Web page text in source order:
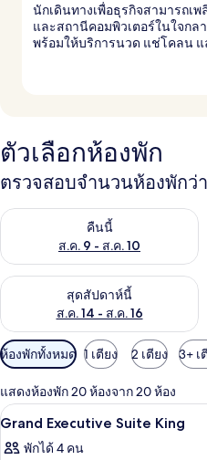
นักเดินทางเพื่อธุรกิจสามารถเ
และสถานีคอมพิวเตอร์ในใจกล
พร้อมให้บริการนวด แช่โคลน
ตัวเลือกห้องพัก
ตรวจสอบจำนวนห้องพักว่
คืนนี้
ส.ค. 9 - ส.ค. 10
ตรวจสอบจำนวนห้องพักว่างในคื
สุดสัปดาห์นี้
ส.ค. 14 - ส.ค. 16
ตรวจสอบจำนวนห้องพักว่างในสุด
ตัว
กรอง
ที่
มี
ให้
ห้องพักทั้งหมด 1 เตียง 2 เตียง 3+ เ
แสดงห้องพัก 20 ห้องจาก 20 ห้อง
เปิด
ภาพถ่าย
1
Grand Executive Suite King
พักได้ 4 คน